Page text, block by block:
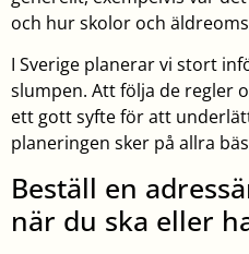
och hur skolor och
I Sverige planerar vi stort
slumpen. Att följa de regler
ett gott syfte för att
planeringen sker på allra
Beställ en
när du ska eller